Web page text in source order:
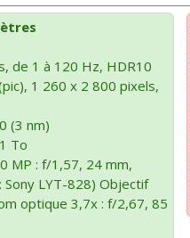
de 1 à 120 Hz, HDR10
1 260 x 2 800 pixels,
(3 nm)
To
MP : f/1,57, 24 mm,
Sony LYT-828) Objectif
optique 3,7x : f/2,67, 85